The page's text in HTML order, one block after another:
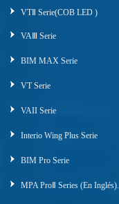
VTⅡ Serie(COB LED )
VAⅢ Serie
BIM MAX Serie
VT Serie
VAII Serie
Interio Wing Plus Serie
BIM Pro Serie
MPA ProⅡ Series (en Inglés).